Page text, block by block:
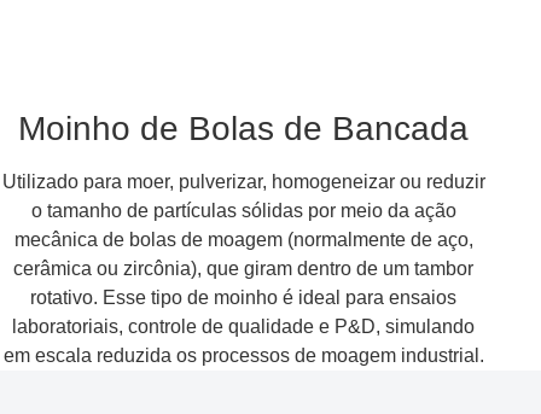
Moinho de Bolas de Bancada
Utilizado para moer, pulverizar, homogeneizar ou reduzir
o tamanho de partículas sólidas por meio da ação
mecânica de bolas de moagem (normalmente de aço,
cerâmica ou zircônia), que giram dentro de um tambor
rotativo. Esse tipo de moinho é ideal para ensaios
laboratoriais, controle de qualidade e P&D, simulando
em escala reduzida os processos de moagem industrial.